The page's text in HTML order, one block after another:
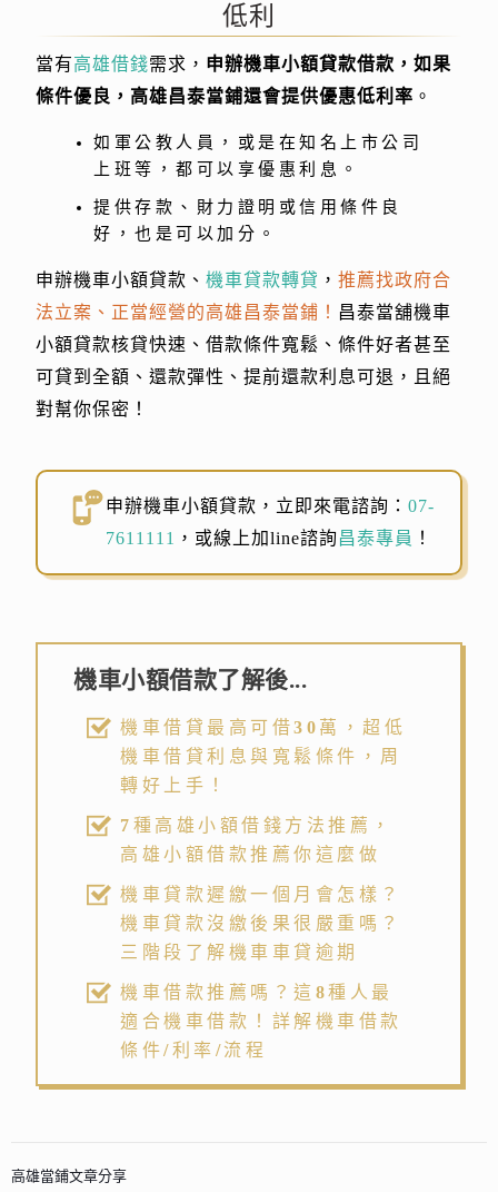
低利
當有高雄借錢需求， 申辦機車小額貸款借款，如果
條件優良，高雄昌泰當鋪還會提供優惠低利率 。
如軍公教人員，或是在知名上市公司
上班等，都可以享優惠利息。
提供存款、財力證明或信用條件良
好，也是可以加分。
申辦機車小額貸款、機車貸款轉貸 ，推薦找政府合
法立案、正當經營的高雄昌泰當鋪！ 昌泰當舖機車
小額貸款核貸快速、借款條件寬鬆、條件好者甚至
可貸到全額、還款彈性、提前還款利息可退，且絕
對幫你保密！
申辦機車小額貸款，立即來電諮詢：07-
7611111 ，或線上加line諮詢昌泰專員 ！
機車小額借款了解後...
機車借貸最高可借30萬，超低
機車借貸利息與寬鬆條件，周
轉好上手！
7種高雄小額借錢方法推薦，
高雄小額借款推薦你這麼做
機車貸款遲繳一個月會怎樣？
機車貸款沒繳後果很嚴重嗎？
三階段了解機車車貸逾期
機車借款推薦嗎？這8種人最
適合機車借款！詳解機車借款
條件/利率/流程
高雄當鋪文章分享